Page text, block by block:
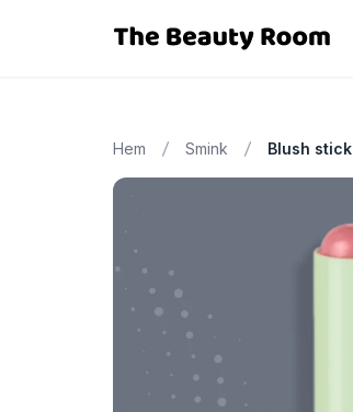
Hem Smink Blush stick